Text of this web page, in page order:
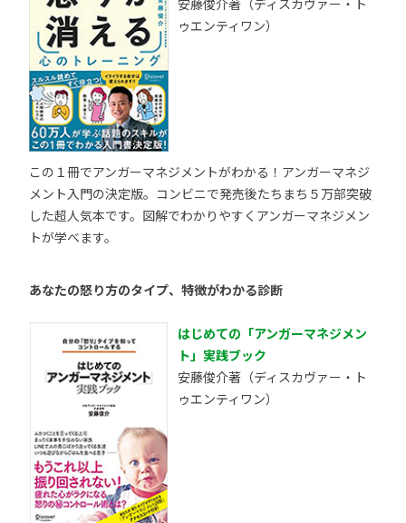
ゥエンティワン）
この１冊でアンガーマネジメントがわかる！アンガーマネジ
メント入門の決定版。コンビニで発売後たちまち５万部突破
した超人気本です。図解でわかりやすくアンガーマネジメン
トが学べます。
あなたの怒り方のタイプ、特徴がわかる診断
はじめての「アンガーマネジメン
ト」実践ブック
安藤俊介著（ディスカヴァー・ト
ゥエンティワン）